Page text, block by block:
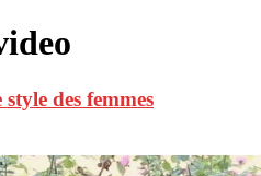
des femmes